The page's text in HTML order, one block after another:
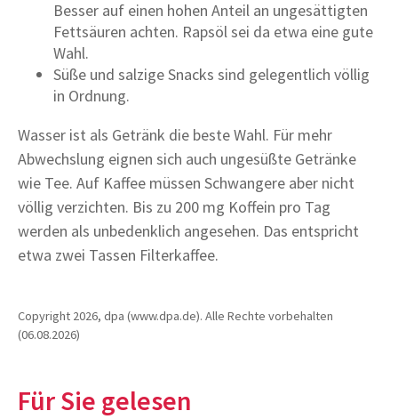
Besser auf einen hohen Anteil an ungesättigten
Fettsäuren achten. Rapsöl sei da etwa eine gute
Wahl.
Süße und salzige Snacks sind gelegentlich völlig
in Ordnung.
Wasser ist als Getränk die beste Wahl. Für mehr
Abwechslung eignen sich auch ungesüßte Getränke
wie Tee. Auf Kaffee müssen Schwangere aber nicht
völlig verzichten. Bis zu 200 mg Koffein pro Tag
werden als unbedenklich angesehen. Das entspricht
etwa zwei Tassen Filterkaffee.
Copyright 2026, dpa (www.dpa.de). Alle Rechte vorbehalten
(06.08.2026)
Für Sie gelesen